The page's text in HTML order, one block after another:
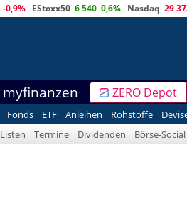
-0,9% EStoxx50 6 540 0,6% Nasdaq 29
myfinanzen ZERO Depot
Fonds ETF Anleihen Rohstoffe
Listen Termine Dividenden Börse-Social